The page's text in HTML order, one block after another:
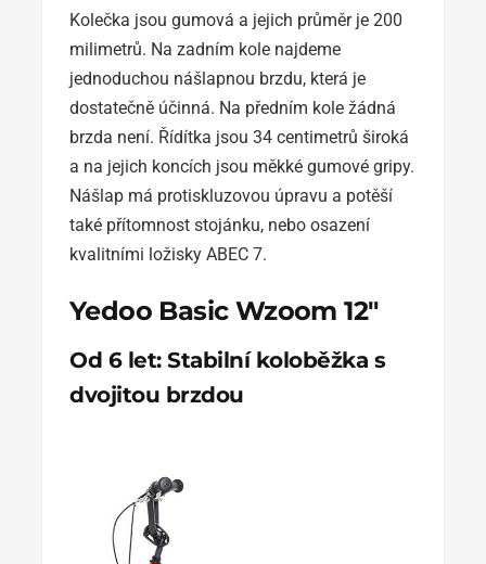
Kolečka jsou gumová a jejich průměr je 200
milimetrů. Na zadním kole najdeme
jednoduchou nášlapnou brzdu, která je
dostatečně účinná. Na předním kole žádná
brzda není. Řídítka jsou 34 centimetrů široká
a na jejich koncích jsou měkké gumové gripy.
Nášlap má protiskluzovou úpravu a potěší
také přítomnost stojánku, nebo osazení
kvalitními ložisky ABEC 7.
Yedoo Basic Wzoom 12″
Od 6 let: Stabilní koloběžka s
dvojitou brzdou